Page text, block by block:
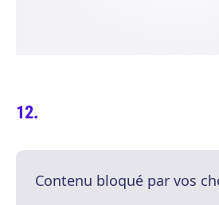
Contenu bloqué par vos